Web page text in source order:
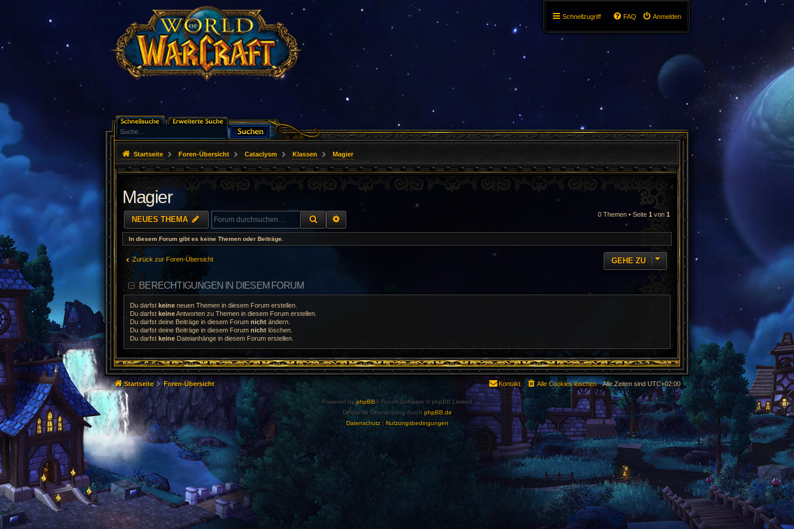
Schnellzugriff Anmelden
FAQ
Startseite Foren-Übersicht Cataclysm Klassen Magier
Magier
NEUES THEMA SUCHE 0 Themen • Seite 1 von 1
In diesem Forum gibt es keine Themen oder Beiträge.
Zurück zur Foren-Übersicht GEHE ZU
BERECHTIGUNGEN IN DIESEM FORUM
Du darfst keine neuen Themen in diesem Forum erstellen.
Du darfst keineAntworten zu Themen in diesem Forum erstellen.
Du darfst deine Beiträge in diesem Forum nicht ändern.
Du darfst deine Beiträge in diesem Forum nicht löschen.
Du darfst keine Dateianhänge in diesem Forum erstellen.
Startseite Foren-Übersicht Alle Zeiten sind UTC+02:00
Alle Cookies löschen
Kontakt
Powered byphpBB® Forum Software © phpBB Limited
Deutsche Übersetzung durch phpBB.de
Datenschutz| Nutzungsbedingungen